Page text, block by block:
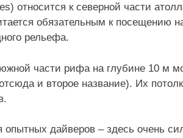
относится к северной части
обязательным к посещению
рельефа.
части рифа на глубине 10 м
и второе название). Их
дайверов – здесь очень